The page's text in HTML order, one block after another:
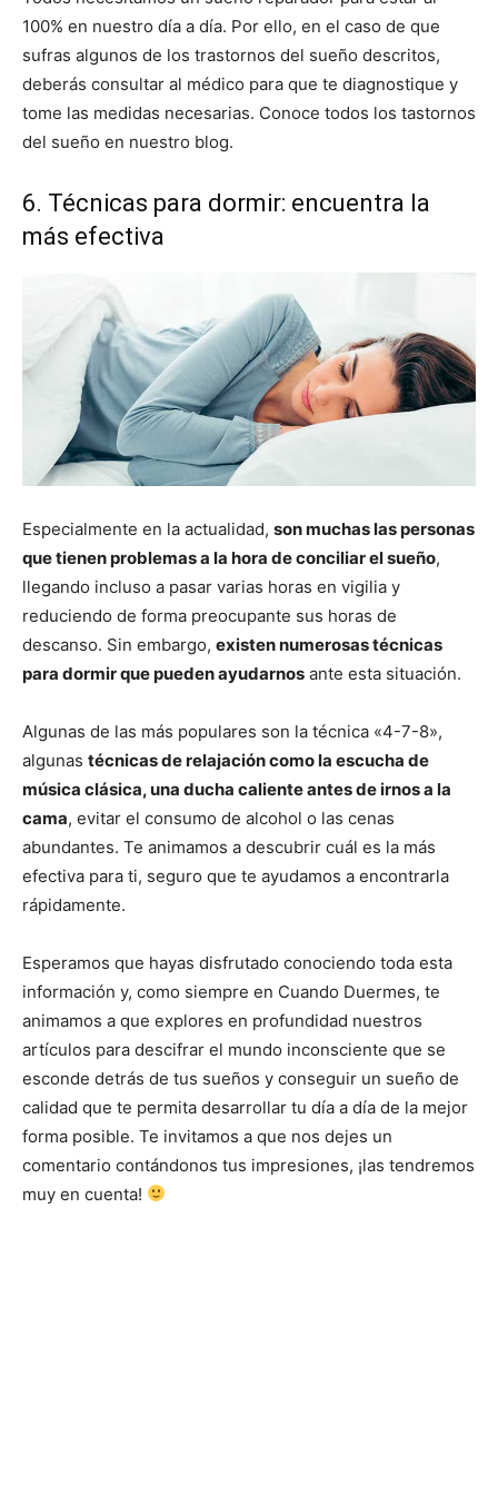
100% en nuestro día a día. Por ello, en el caso de que
sufras algunos de los trastornos del sueño descritos,
deberás consultar al médico para que te diagnostique y
tome las medidas necesarias. Conoce todos los tastornos
del sueño en nuestro blog.
6. Técnicas para dormir: encuentra la
más efectiva
Especialmente en la actualidad, son muchas las personas
que tienen problemas a la hora de conciliar el sueño,
llegando incluso a pasar varias horas en vigilia y
reduciendo de forma preocupante sus horas de
descanso. Sin embargo, existen numerosas técnicas
para dormir que pueden ayudarnos ante esta situación.
Algunas de las más populares son la técnica «4-7-8»,
algunas técnicas de relajación como la escucha de
música clásica, una ducha caliente antes de irnos a la
cama, evitar el consumo de alcohol o las cenas
abundantes. Te animamos a descubrir cuál es la más
efectiva para ti, seguro que te ayudamos a encontrarla
rápidamente.
Esperamos que hayas disfrutado conociendo toda esta
información y, como siempre en Cuando Duermes, te
animamos a que explores en profundidad nuestros
artículos para descifrar el mundo inconsciente que se
esconde detrás de tus sueños y conseguir un sueño de
calidad que te permita desarrollar tu día a día de la mejor
forma posible. Te invitamos a que nos dejes un
comentario contándonos tus impresiones, ¡las tendremos
muy en cuenta!